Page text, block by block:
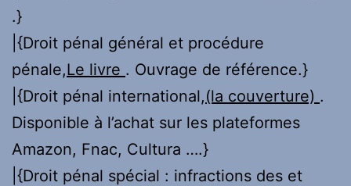
.}
|{Droit pénal général et procédure
pénale,Le livre . Ouvrage de référence.}
|{Droit pénal international,(la couverture) .
Disponible à l’achat sur les plateformes
Amazon, Fnac, Cultura ….}
|{Droit pénal spécial : infractions des et